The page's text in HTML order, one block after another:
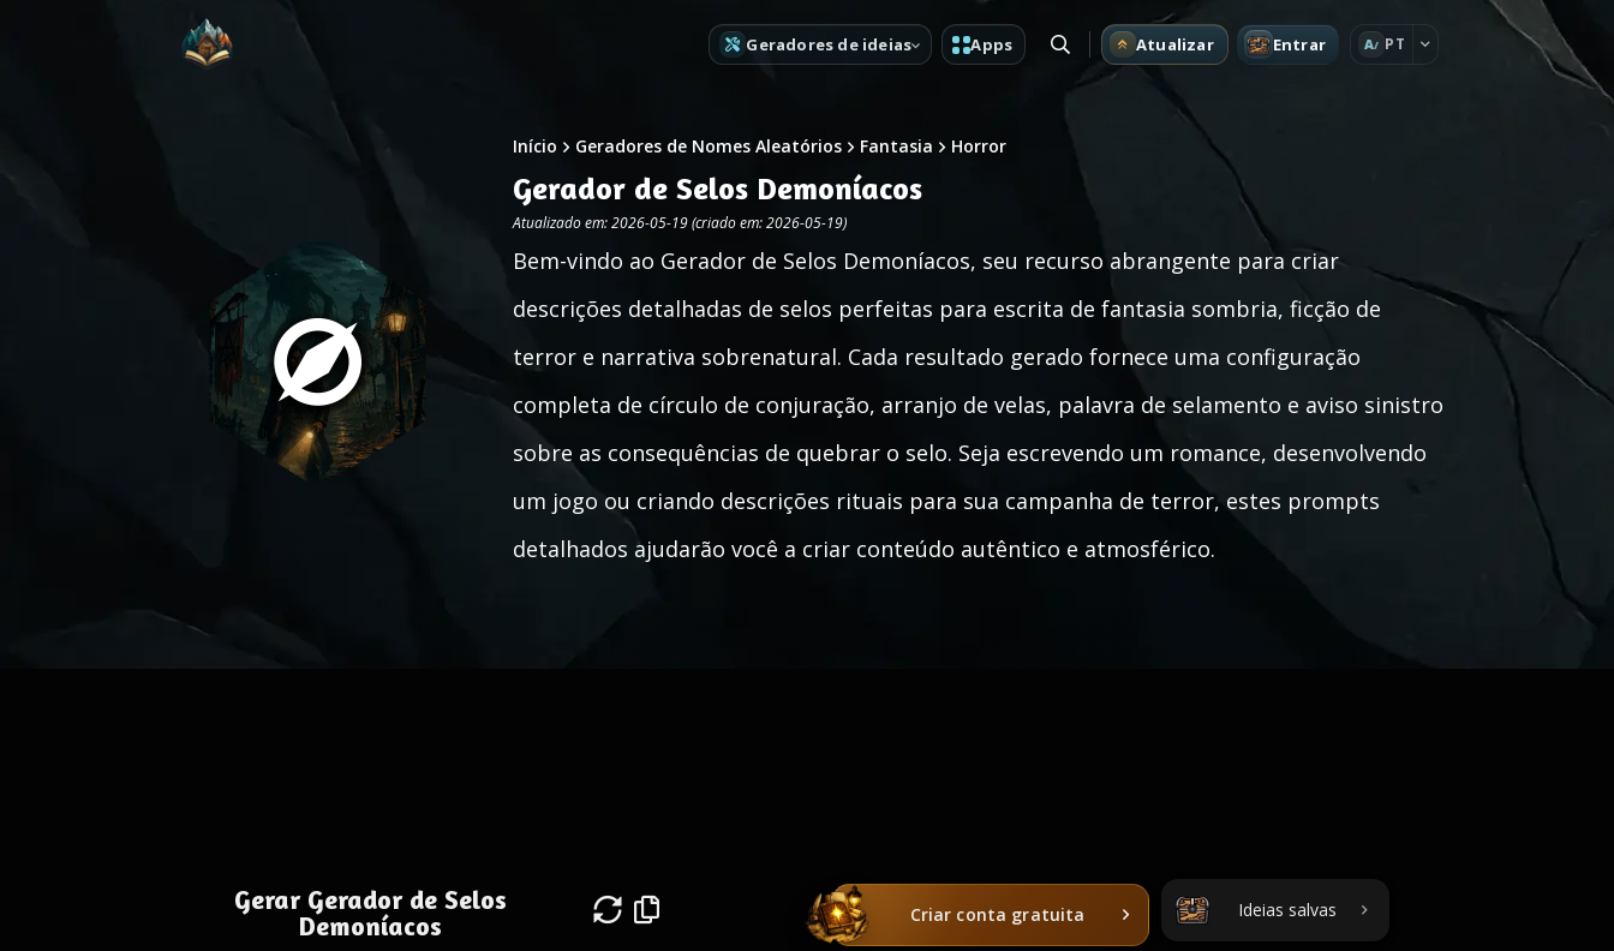
Geradores de ideias Apps Atualizar Entrar A PT
Início Geradores de Nomes Aleatórios Fantasia Horror
Gerador de Selos Demoníacos
Atualizado em: 2026-05-19 (criado em: 2026-05-19)
Bem-vindo ao Gerador de Selos Demoníacos, seu recurso abrangente para criar
descrições detalhadas de selos perfeitas para escrita de fantasia sombria, ficção de
terror e narrativa sobrenatural. Cada resultado gerado fornece uma configuração
completa de círculo de conjuração, arranjo de velas, palavra de selamento e aviso sinistro
sobre as consequências de quebrar o selo. Seja escrevendo um romance, desenvolvendo
um jogo ou criando descrições rituais para sua campanha de terror, estes prompts
detalhados ajudarão você a criar conteúdo autêntico e atmosférico.
Gerar Gerador de Selos
Demoníacos
Criar conta gratuita Ideias salvas